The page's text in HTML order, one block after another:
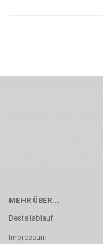
MEHR ÜBER...
Bestellablauf
Impressum